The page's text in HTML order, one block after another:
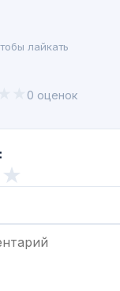
лайкать
0 оценок
★